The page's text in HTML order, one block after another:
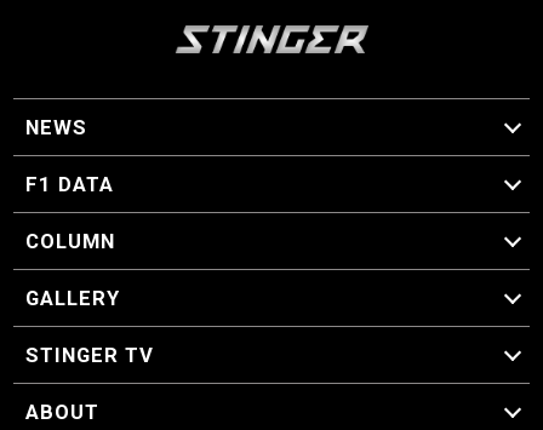
NEWS
F1 ニュース
F1 DATA
F1 日程
F1 データ
COLUMN
マイ・ワンダフル・サーキット
スクーデリア・一方通行
F1に燃え、ゴルフに泣く日々。
スティングくんの部屋
GALLERY
GALLERY
STINGER TV
STINGER TV
ABOUT